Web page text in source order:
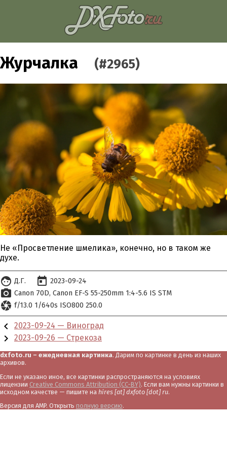
Журчалка (#2965)
Не «Просветление шмелика», конечно, но в таком же
духе.
face Д.Г. today 2023-09-24
photo_camera Canon 70D Canon EF-S 55-250mm 1:4-5.6 IS STM
camera f/13.0 1/640s ISO800 250.0
chevron_left 2023-09-24 — Виноград
chevron_right 2023-09-26 — Стрекоза
dxfoto.ru – ежедневная картинка. Дарим по картинке в день из наших
архивов.
Если не указано иное, все картинки распространяются на условиях
лицензии Creative Commons Attribution (CC-BY). Если вам нужны картинки в
исходном качестве — пишите на hires [at] dxfoto [dot] ru.
Версия для AMP. Открыть полную версию.